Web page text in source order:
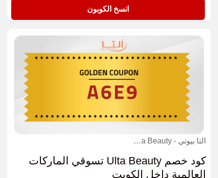
انسخ الكوبون
التا بيوتي - Ulta Beauty كوبون
كود خصم Ulta Beauty تسوقي الماركات
العالمية داخل الكويت